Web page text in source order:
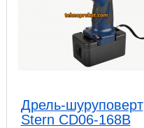
Дрель-шуруповерт
Stern CD06-168B